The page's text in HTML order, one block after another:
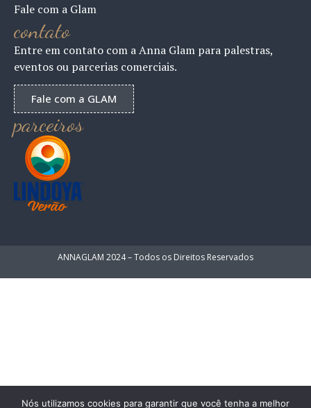
Fale com a Glam
contato
Entre em contato com a Anna Glam para palestras,
eventos ou parcerias comerciais.
Fale com a GLAM
parceiros
ANNAGLAM 2024 – Todos os Direitos Reservados
Nós utilizamos cookies para garantir que você tenha a melhor